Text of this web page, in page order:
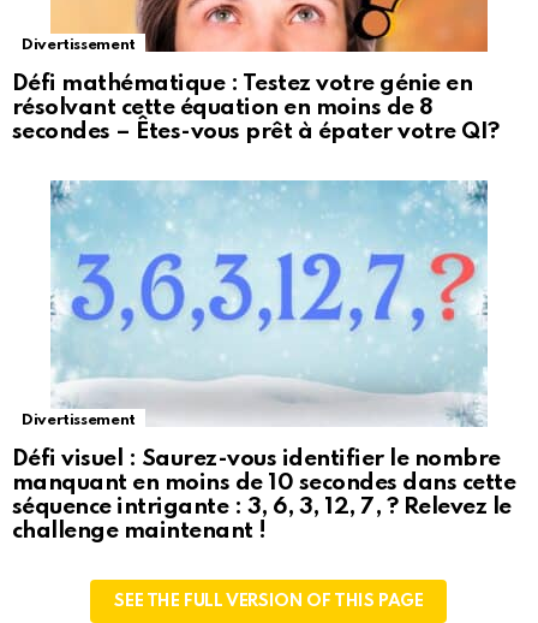
Divertissement
Défi mathématique : Testez votre génie en
résolvant cette équation en moins de 8
secondes – Êtes-vous prêt à épater votre QI?
Divertissement
Défi visuel : Saurez-vous identifier le nombre
manquant en moins de 10 secondes dans cette
séquence intrigante : 3, 6, 3, 12, 7, ? Relevez le
challenge maintenant !
SEE THE FULL VERSION OF THIS PAGE